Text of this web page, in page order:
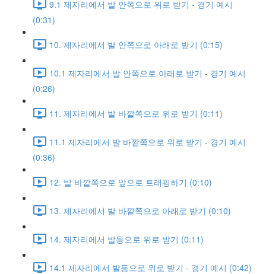
9.1 제자리에서 발 안쪽으로 위로 받기 - 경기 예시
(0:31)
10. 제자리에서 발 안쪽으로 아래로 받기 (0:15)
10.1 제자리에서 발 안쪽으로 아래로 받기 - 경기 예시
(0:26)
11. 제자리에서 발 바깥쪽으로 위로 받기 (0:11)
11.1 제자리에서 발 바깥쪽으로 위로 받기 - 경기 예시
(0:36)
12. 발 바깥쪽으로 앞으로 트래핑하기 (0:10)
13. 제자리에서 발 바깥쪽으로 아래로 받기 (0:10)
14. 제자리에서 발등으로 위로 받기 (0:11)
14.1 제자리에서 발등으로 위로 받기 - 경기 예시 (0:42)